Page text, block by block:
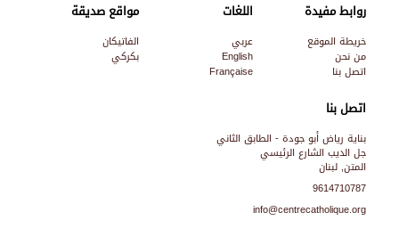
اتصل بنا
بناية رياض أبو جودة - الطابق الثاني
جل الديب الشارع الرئيسي
المتن, لبنان
9614710787
info@centrecatholique.org
روابط مفيدة
خريطة الموقع
من نحن
اتصل بنا
اللغات
عربي
English
Française
مواقع صديقة
الفاتيكان
بكركي